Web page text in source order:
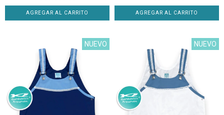
AGREGAR AL CARRITO AGREGAR AL CARRITO
NUEVO NUEVO